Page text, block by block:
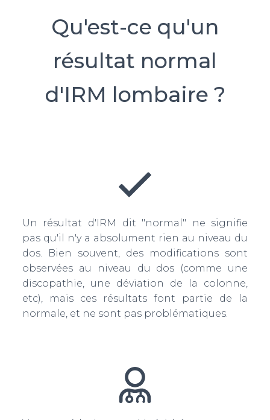
Qu'est-ce qu'un
résultat normal
d'IRM lombaire ?
Un résultat d'IRM dit "normal" ne signifie
pas qu'il n'y a absolument rien au niveau du
dos. Bien souvent, des modifications sont
observées au niveau du dos (comme une
discopathie, une déviation de la colonne,
etc), mais ces résultats font partie de la
normale, et ne sont pas problématiques.